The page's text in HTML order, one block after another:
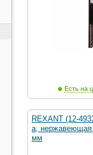
Есть на
REXANT (12-
а, нержавеющая
мм